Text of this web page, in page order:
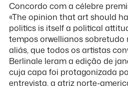
Concordo com a célebre
«The opinion that art should
politics is itself a political
tempos orwellianos sobretudo
aliás, que todos os artistas
Berlinale leram a edição de
cuja capa foi protagonizada
entrevista, a atriz norte-